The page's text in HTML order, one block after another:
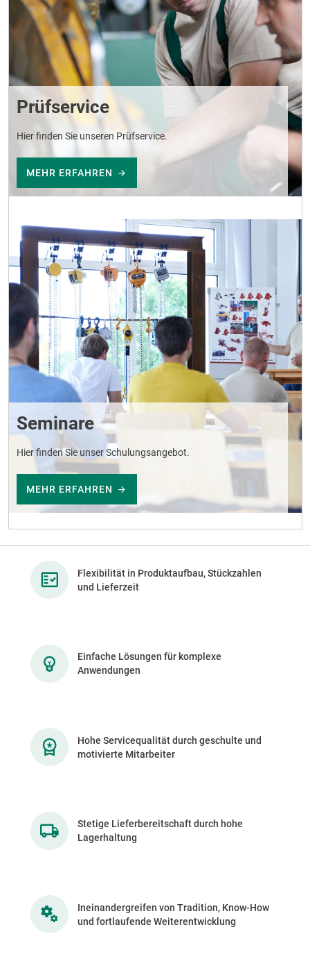
Prüfservice
Hier finden Sie unseren Prüfservice.
MEHR ERFAHREN
Seminare
Hier finden Sie unser Schulungsangebot.
MEHR ERFAHREN
Flexibilität in Produktaufbau, Stückzahlen
und Lieferzeit
Einfache Lösungen für komplexe
Anwendungen
Hohe Servicequalität durch geschulte und
motivierte Mitarbeiter
Stetige Lieferbereitschaft durch hohe
Lagerhaltung
Ineinandergreifen von Tradition, Know-How
und fortlaufende Weiterentwicklung